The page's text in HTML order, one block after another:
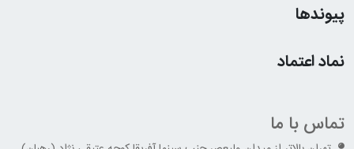
پیوندها
نماد اعتماد
تماس با ما